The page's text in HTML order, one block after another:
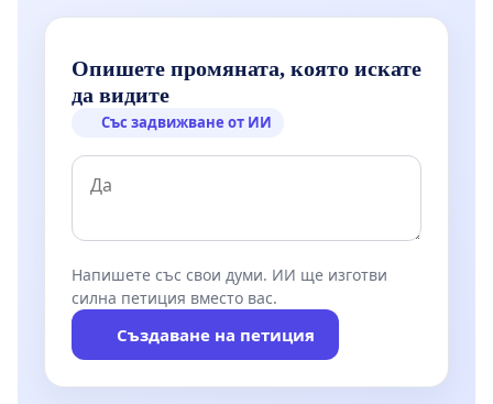
Опишете промяната, която искате
да видите
Със задвижване от ИИ
Напишете със свои думи. ИИ ще изготви
силна петиция вместо вас.
Създаване на петиция